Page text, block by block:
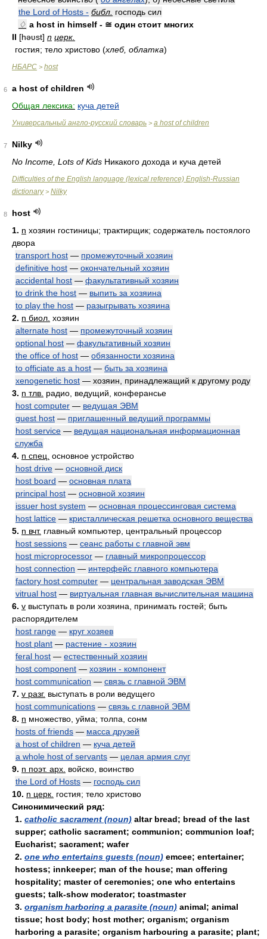
the Lord of Hosts - библ. господь сил
♢ a host in himself - ≅ один стоит многих
II [həʋst] n церк.
гостия; тело христово (хлеб, облатка)
НБАРС > host
6
a host of children
Общая лексика: куча детей
Универсальный англо-русский словарь > a host of children
7
Nilky
No Income, Lots of Kids Никакого дохода и куча детей
Difficulties of the English language (lexical reference) English-Russian
dictionary> Nilky
8
host
1. n хозяин гостиницы; трактирщик; содержатель постоялого
двора
transport host — промежуточный хозяин
definitive host — окончательный хозяин
accidental host — факультативный хозяин
to drink the host — выпить за хозяина
to play the host — разыгрывать хозяина
2. n биол. хозяин
alternate host — промежуточный хозяин
optional host — факультативный хозяин
the office of host — обязанности хозяина
to officiate as a host — быть за хозяина
xenogenetic host — хозяин, принадлежащий к другому роду
3. n тлв. радио, ведущий, конферансье
host computer — ведущая ЭВМ
guest host — приглашенный ведущий программы
host service — ведущая национальная информационная
служба
4. n спец. основное устройство
host drive — основной диск
host board — основная плата
principal host — основной хозяин
issuer host system — основная процессинговая система
host lattice — кристаллическая решетка основного вещества
5. n вчт. главный компьютер, центральный процессор
host sessions — сеанс работы с главной эвм
host microprocessor — главный микропроцессор
host connection — интерфейс главного компьютера
factory host computer — центральная заводская ЭВМ
vitrual host — виртуальная главная вычислительная машина
6. v выступать в роли хозяина, принимать гостей; быть
распорядителем
host range — круг хозяев
host plant — растение - хозяин
feral host — естественный хозяин
host component — хозяин - компонент
host communication — связь с главной ЭВМ
7. v разг. выступать в роли ведущего
host communications — связь с главной ЭВМ
8. n множество, уйма; толпа, сонм
hosts of friends — масса друзей
a host of children — куча детей
a whole host of servants — целая армия слуг
9. n поэт. арх. войско, воинство
the Lord of Hosts — господь сил
10. n церк. гостия; тело христово
Синонимический ряд:
1. catholic sacrament (noun) altar bread; bread of the last
supper; catholic sacrament; communion; communion loaf;
Eucharist; sacrament; wafer
2. one who entertains guests (noun) emcee; entertainer;
hostess; innkeeper; man of the house; man offering
hospitality; master of ceremonies; one who entertains
guests; talk-show moderator; toastmaster
3. organism harboring a parasite (noun) animal; animal
tissue; host body; host mother; organism; organism
harboring a parasite; organism harbouring a parasite; plant;